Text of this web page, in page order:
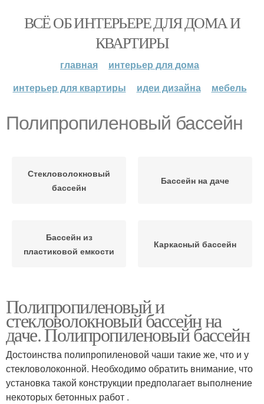
ВСЁ ОБ ИНТЕРЬЕРЕ ДЛЯ ДОМА И
КВАРТИРЫ
главная
интерьер для дома
интерьер для квартиры
идеи дизайна мебель
Полипропиленовый бассейн
Стекловолокновый
бассейн
Бассейн на даче
Бассейн из
пластиковой емкости
Каркасный бассейн
Полипропиленовый и
стекловолокновый бассейн на
даче. Полипропиленовый бассейн
Достоинства полипропиленовой чаши такие же, что и у
стекловолоконной. Необходимо обратить внимание, что
установка такой конструкции предполагает выполнение
некоторых бетонных работ .